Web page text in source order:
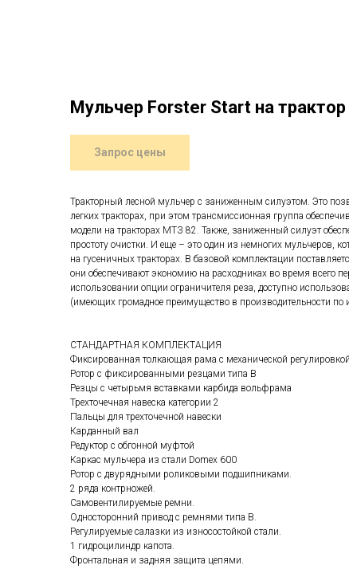
Мульчер Forster Start на трактор
Запрос цены
Тракторный лесной мульчер с заниженным силуэтом. Это
легких тракторах, при этом трансмиссионная группа
модели на тракторах МТЗ 82. Также, заниженный силуэт
простоту очистки. И еще – это один из немногих мульчеров,
на гусеничных тракторах. В базовой комплектации
они обеспечивают экономию на расходниках во время всего
использовании опции ограничителя реза, доступно
(имеющих громадное преимущество в производительности по
СТАНДАРТНАЯ КОМПЛЕКТАЦИЯ
Фиксированная толкающая рама с механической регулировкой
Ротор с фиксированными резцами типа B
Резцы с четырьмя вставками карбида вольфрама
Трехточечная навеска категории 2
Пальцы для трехточечной навески
Карданный вал
Редуктор с обгонной муфтой
Каркас мульчера из стали Domex 600
Ротор с двурядными роликовыми подшипниками.
2 ряда контрножей.
Самовентилируемые ремни.
Односторонний привод с ремнями типа B.
Регулируемые салазки из износостойкой стали.
1 гидроцилиндр капота.
Фронтальная и задняя защита цепями.